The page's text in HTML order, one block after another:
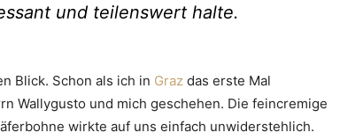
und teilenswert halte.
Blick. Schon als ich in Graz das erste Mal
Wallygusto und mich geschehen. Die feincremige
wirkte auf uns einfach unwiderstehlich.